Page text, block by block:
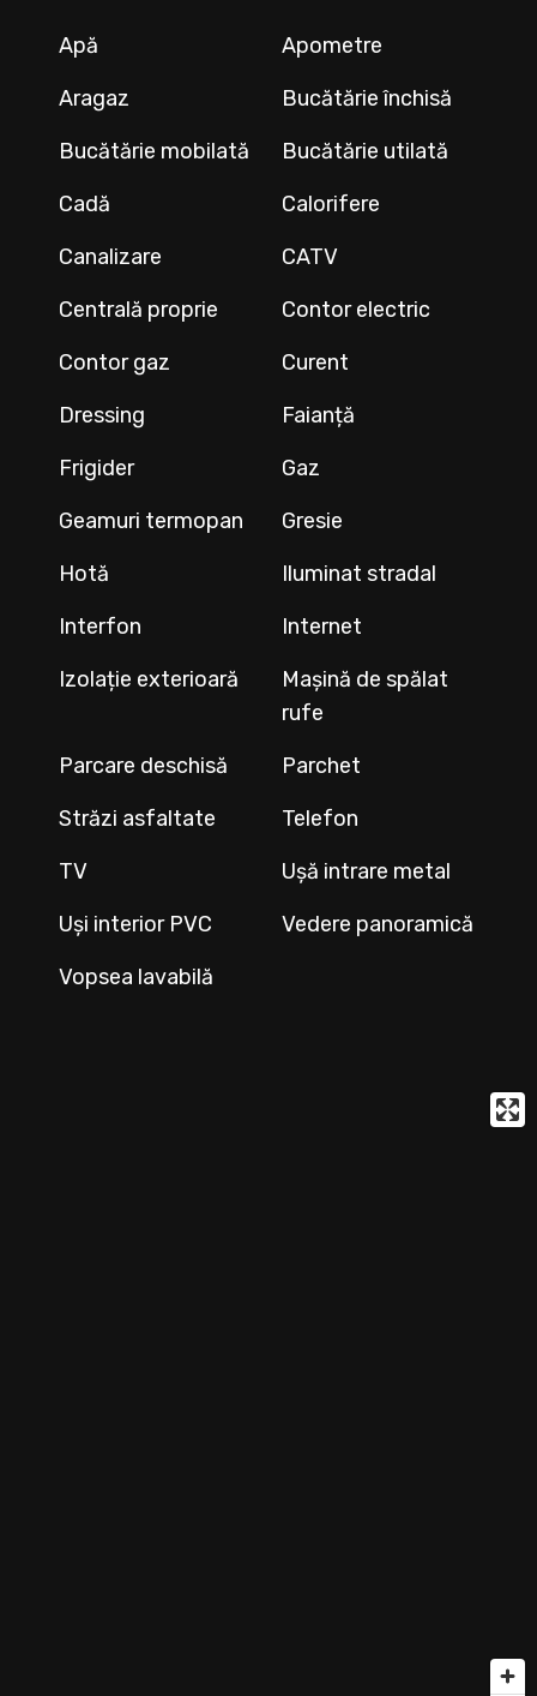
Apă
Apometre
Aragaz
Bucătărie închisă
Bucătărie mobilată
Bucătărie utilată
Cadă
Calorifere
Canalizare
CATV
Centrală proprie
Contor electric
Contor gaz
Curent
Dressing
Faianță
Frigider
Gaz
Geamuri termopan
Gresie
Hotă
Iluminat stradal
Interfon
Internet
Izolație exterioară
Mașină de spălat
rufe
Parcare deschisă
Parchet
Străzi asfaltate
Telefon
TV
Ușă intrare metal
Uși interior PVC
Vedere panoramică
Vopsea lavabilă